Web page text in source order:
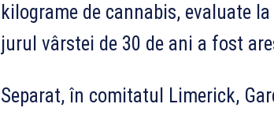
kilograme de cannabis, evaluate
jurul vârstei de 30 de ani a fost
Separat, în comitatul Limerick,